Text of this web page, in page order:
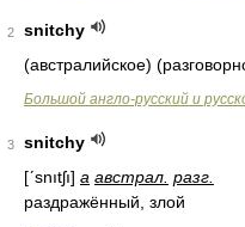
2
snitchy
(австралийское)
Большой англо-русский и
3
snitchy
[ʹsnıtʃı] a австрал. разг.
раздражённый, злой